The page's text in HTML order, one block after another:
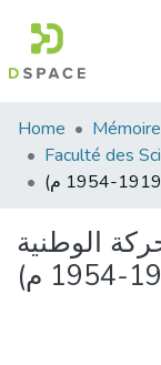
Communities
&
Collections
Statistics
Home
الوطنية